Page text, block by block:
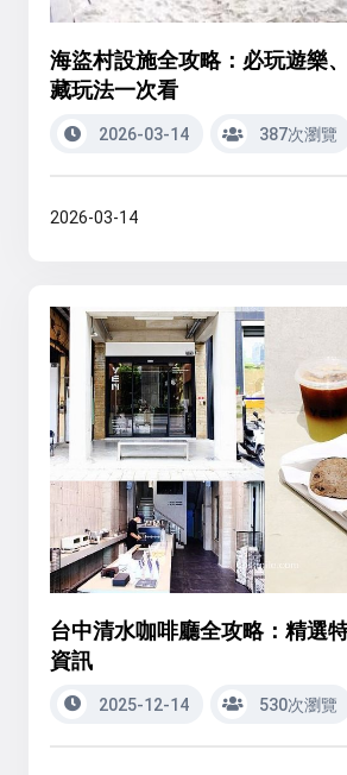
海盜村設施全攻略：必玩遊樂
藏玩法一次看
2026-03-14 387次瀏覽
2026-03-14
台中清水咖啡廳全攻略：精選
資訊
2025-12-14 530次瀏覽